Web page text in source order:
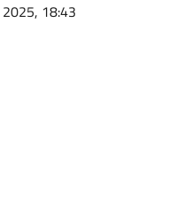
18:43